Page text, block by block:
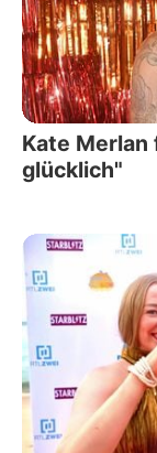
Kate
glücklich"